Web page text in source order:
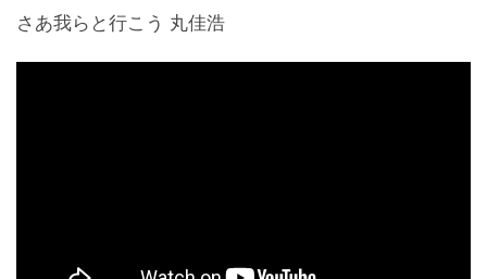
さあ我らと行こう 丸佳浩